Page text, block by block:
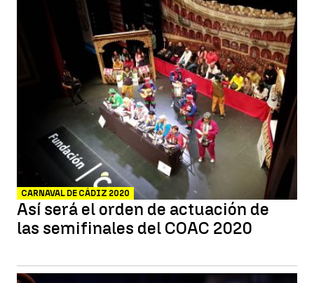
CARNAVAL DE CÁDIZ 2020
Así será el orden de actuación de
las semifinales del COAC 2020